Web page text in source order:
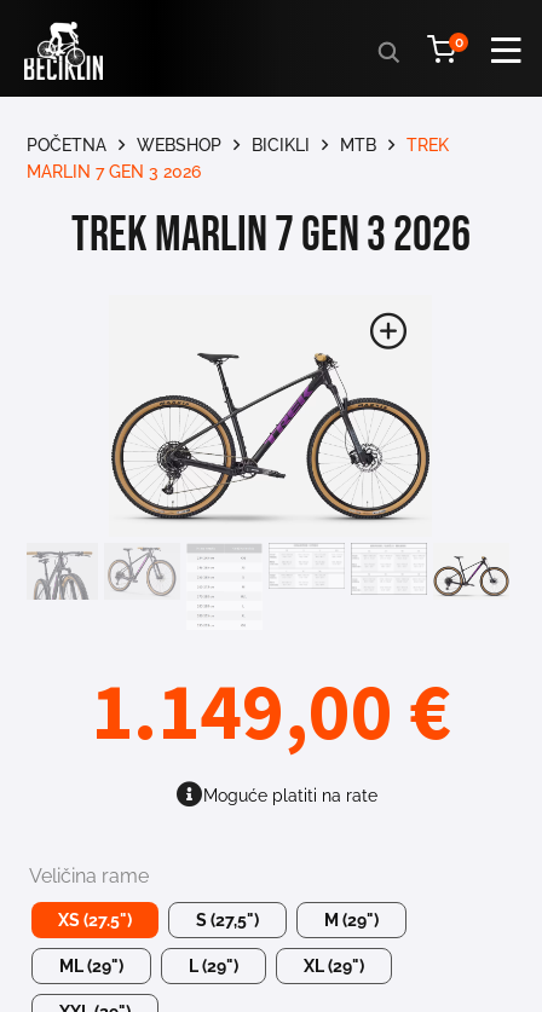
Products
search
0
POČETNA WEBSHOP BICIKLI MTB
TREK
MARLIN 7 GEN 3 2026
TREK MARLIN 7 GEN 3 2026
1.149,00€
Moguće platiti na rate
Veličina rame
XS (27.5") S (27,5") M (29")
ML (29") L (29") XL (29")